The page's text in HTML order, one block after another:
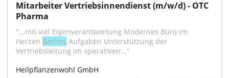
Mitarbeiter Vertriebsinnendienst (m/w/d) - OTC
Pharma
"...mit viel Eigenverantwortung Modernes Büro im
Herzen Berlins Aufgaben Unterstützung der
Vertriebsleitung im operativen..."
Heilpflanzenwohl GmbH